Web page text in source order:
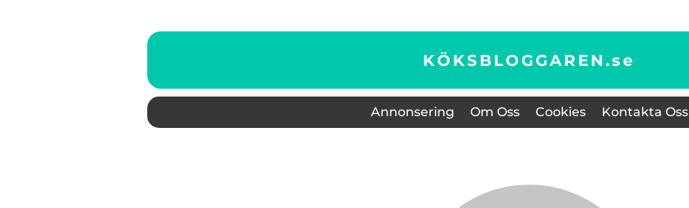
KÖKSBLOGGAREN.se
Annonsering Om Oss Cookies Kontakta Oss